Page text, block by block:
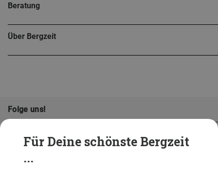
Für Deine schönste Bergzeit
...
Beratung
Über Bergzeit
Folge uns!